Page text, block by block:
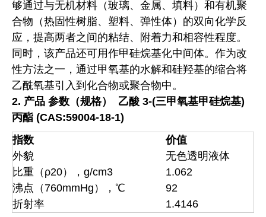
够通过与无机材料（玻璃、金属、填料）和有机聚
合物（热固性树脂、塑料、弹性体）的双向化学反
应，提高两者之间的粘结、附着力和相容性程度。
同时，该产品还可用作甲硅烷基化中间体。作为改
性方法之一，通过甲氧基的水解和硅羟基的缩合将
乙酰氧基引入到化合物或聚合物中。
2. 产品 参数（规格） 乙酸 3-(三甲氧基甲硅烷基)
丙酯 (CAS:59004-18-1)
指数
价值
外貌
无色透明液体
比重（ρ20），g/cm3
1.062
沸点（760mmHg），℃
92
折射率
1.4146